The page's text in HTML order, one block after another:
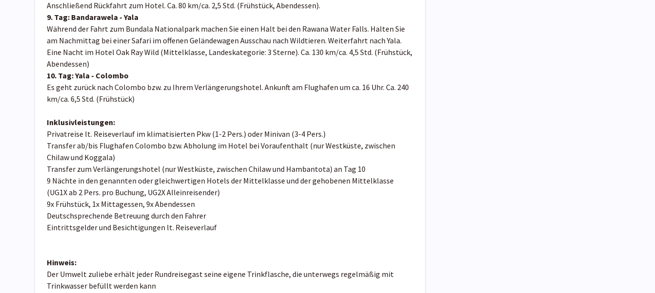
Anschließend Rückfahrt zum Hotel. Ca. 80 km/ca. 2,5 Std. (Frühstück, Abendessen).
9. Tag: Bandarawela - Yala
Während der Fahrt zum Bundala Nationalpark machen Sie einen Halt bei den Rawana Water Falls. Halten Sie
am Nachmittag bei einer Safari im offenen Geländewagen Ausschau nach Wildtieren. Weiterfahrt nach Yala.
Eine Nacht im Hotel Oak Ray Wild (Mittelklasse, Landeskategorie: 3 Sterne). Ca. 130 km/ca. 4,5 Std. (Frühstück,
Abendessen)
10. Tag: Yala - Colombo
Es geht zurück nach Colombo bzw. zu Ihrem Verlängerungshotel. Ankunft am Flughafen um ca. 16 Uhr. Ca. 240
km/ca. 6,5 Std. (Frühstück)
Inklusivleistungen:
Privatreise lt. Reiseverlauf im klimatisierten Pkw (1-2 Pers.) oder Minivan (3-4 Pers.)
Transfer ab/bis Flughafen Colombo bzw. Abholung im Hotel bei Voraufenthalt (nur Westküste, zwischen
Chilaw und Koggala)
Transfer zum Verlängerungshotel (nur Westküste, zwischen Chilaw und Hambantota) an Tag 10
9 Nächte in den genannten oder gleichwertigen Hotels der Mittelklasse und der gehobenen Mittelklasse
(UG1X ab 2 Pers. pro Buchung, UG2X Alleinreisender)
9x Frühstück, 1x Mittagessen, 9x Abendessen
Deutschsprechende Betreuung durch den Fahrer
Eintrittsgelder und Besichtigungen lt. Reiseverlauf
Hinweis:
Der Umwelt zuliebe erhält jeder Rundreisegast seine eigene Trinkflasche, die unterwegs regelmäßig mit
Trinkwasser befüllt werden kann